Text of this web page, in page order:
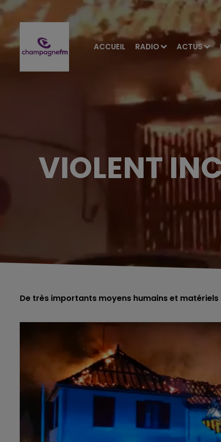
ACCUEIL RADIO ACTUS
VIOLENT
De très importants moyens humains et